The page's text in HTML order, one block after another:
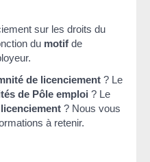
sur les droits du
du motif de
de licenciement ? Le
de Pôle emploi ? Le
? Nous vous
à retenir.